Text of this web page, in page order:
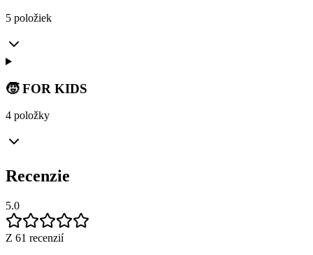
5 položiek
🧒 FOR KIDS
4 položky
Recenzie
5.0
Z 61 recenzií